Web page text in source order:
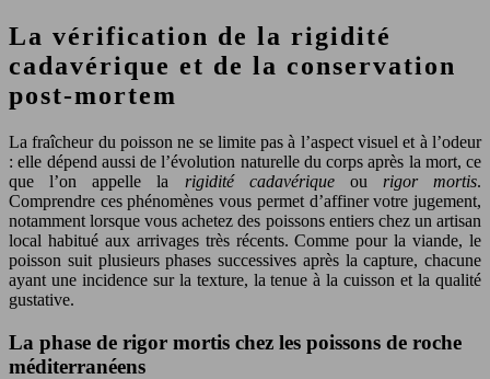
La vérification de la rigidité
cadavérique et de la conservation
post-mortem
La fraîcheur du poisson ne se limite pas à l’aspect visuel et à l’odeur
: elle dépend aussi de l’évolution naturelle du corps après la mort, ce
que l’on appelle la rigidité cadavériqueou rigor mortis.
Comprendre ces phénomènes vous permet d’affiner votre jugement,
notamment lorsque vous achetez des poissons entiers chez un artisan
local habitué aux arrivages très récents. Comme pour la viande, le
poisson suit plusieurs phases successives après la capture, chacune
ayant une incidence sur la texture, la tenue à la cuisson et la qualité
gustative.
La phase de rigor mortis chez les poissons de roche
méditerranéens